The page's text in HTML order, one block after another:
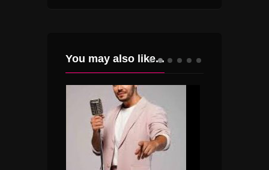
You may also like...